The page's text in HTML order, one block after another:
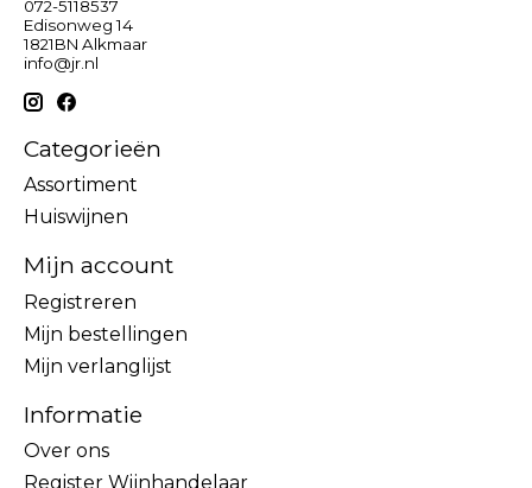
072-5118537
Edisonweg 14
1821BN Alkmaar
info@jr.nl
Categorieën
Assortiment
Huiswijnen
Mijn account
Registreren
Mijn bestellingen
Mijn verlanglijst
Informatie
Over ons
Register Wijnhandelaar